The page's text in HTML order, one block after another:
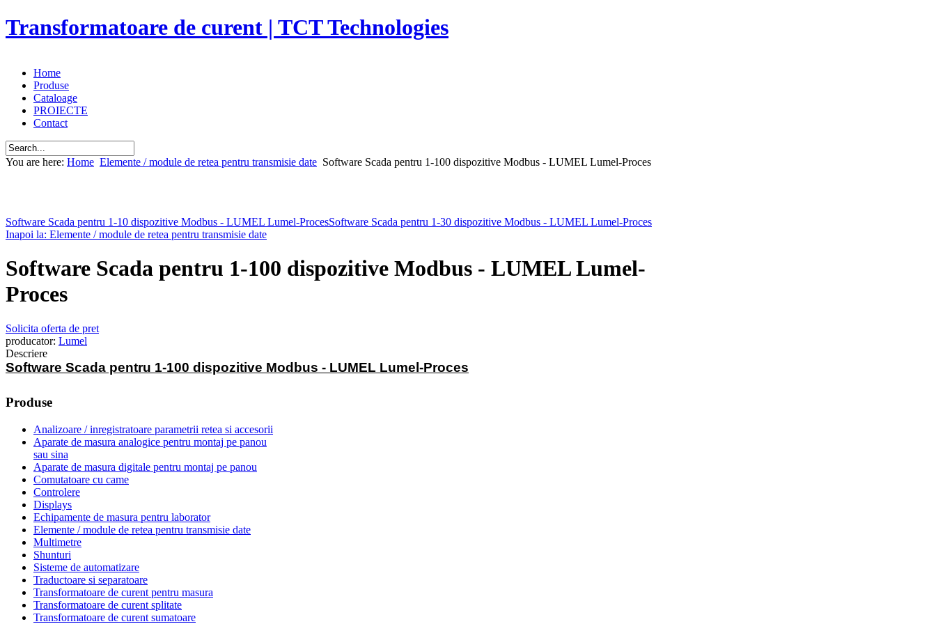
Transformatoare de curent | TCT Technologies
Home
Produse
Cataloage
PROIECTE
Contact
You are here: Home Elemente / module de retea pentru transmisie date Software Scada pentru 1-100 dispozitive Modbus - LUMEL Lumel-Proces
Software Scada pentru 1-10 dispozitive Modbus - LUMEL Lumel-ProcesSoftware Scada pentru 1-30 dispozitive Modbus - LUMEL Lumel-Proces
Inapoi la: Elemente / module de retea pentru transmisie date
Software Scada pentru 1-100 dispozitive Modbus - LUMEL Lumel-
Proces
Solicita oferta de pret
producator: Lumel
Descriere
Software Scada pentru 1-100 dispozitive Modbus - LUMEL Lumel-Proces
Produse
Analizoare / inregistratoare parametrii retea si accesorii
Aparate de masura analogice pentru montaj pe panou
sau sina
Aparate de masura digitale pentru montaj pe panou
Comutatoare cu came
Controlere
Displays
Echipamente de masura pentru laborator
Elemente / module de retea pentru transmisie date
Multimetre
Shunturi
Sisteme de automatizare
Traductoare si separatoare
Transformatoare de curent pentru masura
Transformatoare de curent splitate
Transformatoare de curent sumatoare